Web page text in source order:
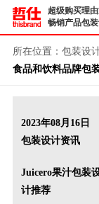
超级购买理
畅销产品包
所在位置： 包装设
食品和饮料品牌包
2023年08月16日
包装设计资讯
Juicero果汁包装
计推荐